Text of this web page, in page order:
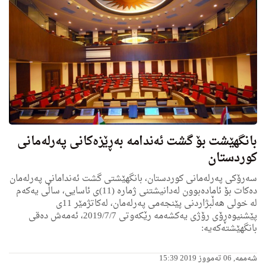
بانگهێشت بۆ گشت ئه‌ندامه‌ به‌ڕێزه‌كانی په‌رله‌مانی
كوردستان
سه‌رۆكی په‌رله‌مانی كوردستان، بانگهێشتی گشت ئه‌ندامانی په‌رله‌مان
ده‌كات بۆ ئاماده‌بوون له‌دانیشتنی ژماره‌ (11)ی ئاسایی، ساڵی یه‌كه‌م
له‌ خولى هه‌ڵبژاردنی پێنجه‌مى په‌رله‌مان، له‌كاتژمێر 11ى
پێشنیوه‌ڕۆی رۆژی یه‌كشه‌مه‌ رێكه‌وتی 2019/7/7، ئه‌مه‌ش ده‌قی
بانگهێشته‌كه‌یه‌:
شەممە, 06 تەمووز 2019 15:39